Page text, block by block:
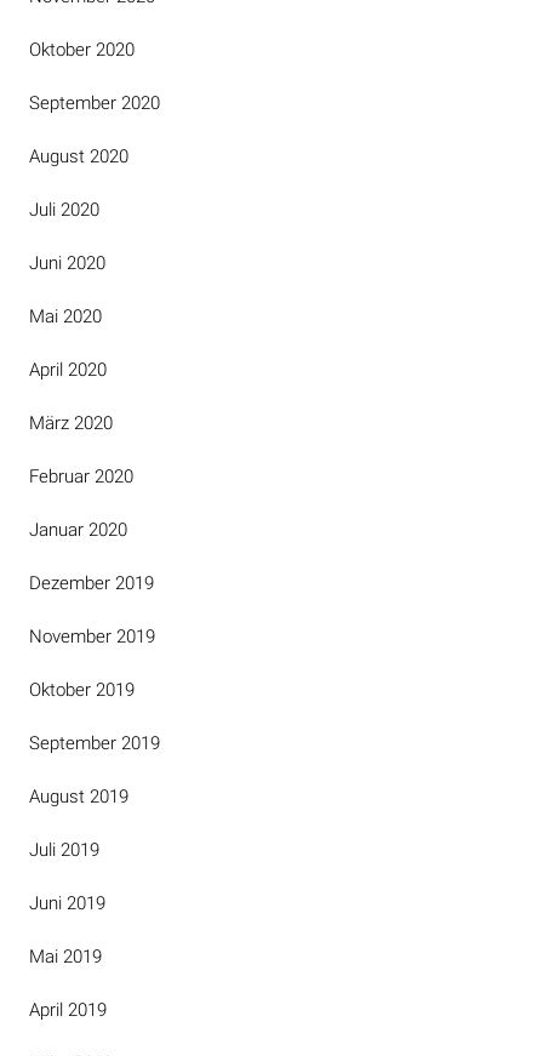
Oktober 2020
September 2020
August 2020
Juli 2020
Juni 2020
Mai 2020
April 2020
März 2020
Februar 2020
Januar 2020
Dezember 2019
November 2019
Oktober 2019
September 2019
August 2019
Juli 2019
Juni 2019
Mai 2019
April 2019